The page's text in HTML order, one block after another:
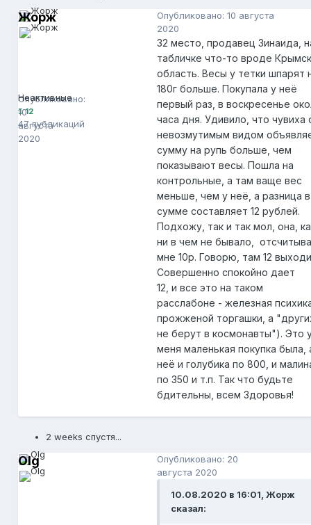
Опубликовано:
10
августа
2020
Жорж
Неактивные
12
47 публикаций
Опубликовано:10 августа
2020
32 место, продавец Зинаида,
табличке что-то вроде
область. Весы у тетки шпарят
180г больше. Покупала у неё
первый раз, в воскресенье
часа дня. Удивило, что чувиха
невозмутимым видом
сумму на рупь больше, чем
показывают весы. Пошла на
контрольные, а там ваще вес
меньше, чем у неё, а разница в
сумме составляет 12 рублей.
Подхожу, так и так мол, она,
ни в чем не бывало,
мне 10р. Говорю, там 12
Совершенно спокойно дает
12, и все это на таком
расслабоне - железная
прожженой торгашки, а
не берут в космонавты"). Это
меня маленькая покупка была,
неё и голубика по 800, и
по 350 и т.п. Так что будьте
бдительны, всем Здоровья!
2 weeks спустя...
Olg Опубликовано: 20
августа 2020
10.08.2020 в 16:01, Жорж
сказал: